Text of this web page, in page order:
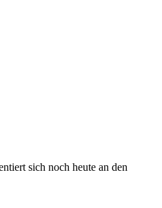
sich noch heute an den